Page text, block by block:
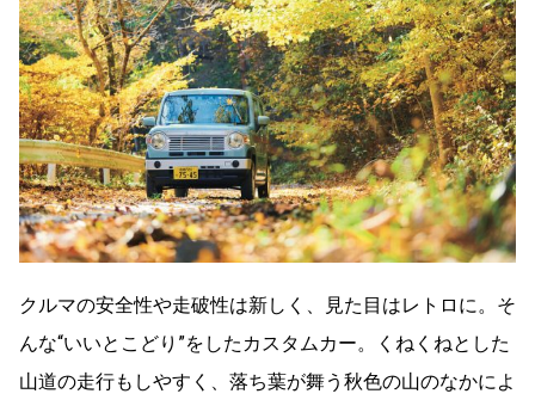
クルマの安全性や走破性は新しく、見た目はレトロに。そ
んな“いいとこどり”をしたカスタムカー。くねくねとした
山道の走行もしやすく、落ち葉が舞う秋色の山のなかによ